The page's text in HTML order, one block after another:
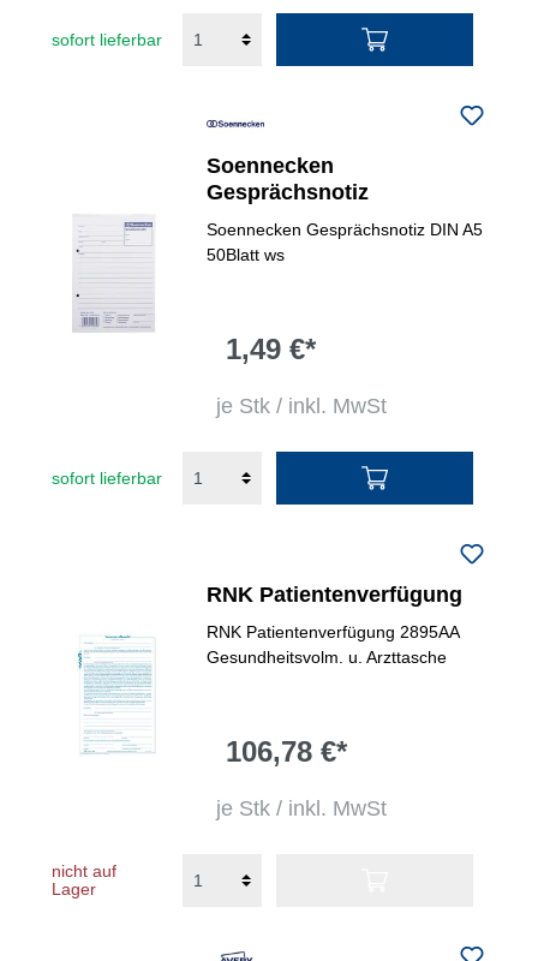
sofort lieferbar
Soennecken
Gesprächsnotiz
Soennecken Gesprächsnotiz DIN A5
50Blatt ws
1,49 €*
je Stk / inkl. MwSt
sofort lieferbar
RNK Patientenverfügung
RNK Patientenverfügung 2895AA
Gesundheitsvolm. u. Arzttasche
106,78 €*
je Stk / inkl. MwSt
nicht auf
Lager